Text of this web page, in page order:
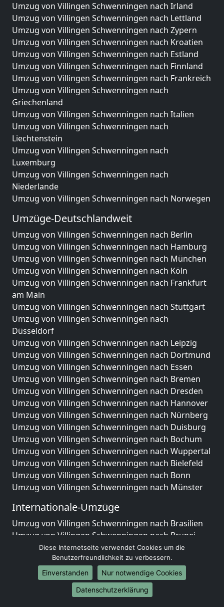
Umzug von Villingen Schwenningen nach Irland
Umzug von Villingen Schwenningen nach Lettland
Umzug von Villingen Schwenningen nach Zypern
Umzug von Villingen Schwenningen nach Kroatien
Umzug von Villingen Schwenningen nach Estland
Umzug von Villingen Schwenningen nach Finnland
Umzug von Villingen Schwenningen nach Frankreich
Umzug von Villingen Schwenningen nach
Griechenland
Umzug von Villingen Schwenningen nach Italien
Umzug von Villingen Schwenningen nach
Liechtenstein
Umzug von Villingen Schwenningen nach
Luxemburg
Umzug von Villingen Schwenningen nach
Niederlande
Umzug von Villingen Schwenningen nach Norwegen
Umzüge-Deutschlandweit
Umzug von Villingen Schwenningen nach Berlin
Umzug von Villingen Schwenningen nach Hamburg
Umzug von Villingen Schwenningen nach München
Umzug von Villingen Schwenningen nach Köln
Umzug von Villingen Schwenningen nach Frankfurt
am Main
Umzug von Villingen Schwenningen nach Stuttgart
Umzug von Villingen Schwenningen nach
Düsseldorf
Umzug von Villingen Schwenningen nach Leipzig
Umzug von Villingen Schwenningen nach Dortmund
Umzug von Villingen Schwenningen nach Essen
Umzug von Villingen Schwenningen nach Bremen
Umzug von Villingen Schwenningen nach Dresden
Umzug von Villingen Schwenningen nach Hannover
Umzug von Villingen Schwenningen nach Nürnberg
Umzug von Villingen Schwenningen nach Duisburg
Umzug von Villingen Schwenningen nach Bochum
Umzug von Villingen Schwenningen nach Wuppertal
Umzug von Villingen Schwenningen nach Bielefeld
Umzug von Villingen Schwenningen nach Bonn
Umzug von Villingen Schwenningen nach Münster
Internationale-Umzüge
Umzug von Villingen Schwenningen nach Brasilien
Umzug von Villingen Schwenningen nach Brunei
Darussalam
Umzug von Villingen Schwenningen nach Burkina
Umzug von Villingen Schwenningen nach Burundi
Umzug von Villingen Schwenningen nach Chile
Diese Internetseite verwendet Cookies um die
Benutzerfreundlichkeit zu verbessern.
Einverstanden
Nur notwendige Cookies
Datenschutzerklärung